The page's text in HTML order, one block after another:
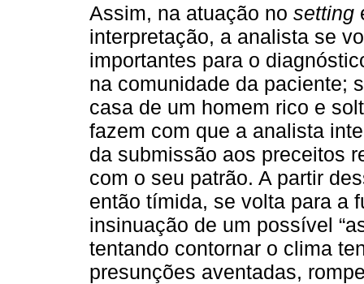
Assim, na atuação no setting
interpretação, a analista se
importantes para o
na comunidade da paciente;
casa de um homem rico e
fazem com que a analista
da submissão aos preceitos
com o seu patrão. A partir
então tímida, se volta para a
insinuação de um possível
tentando contornar o clima
presunções aventadas,